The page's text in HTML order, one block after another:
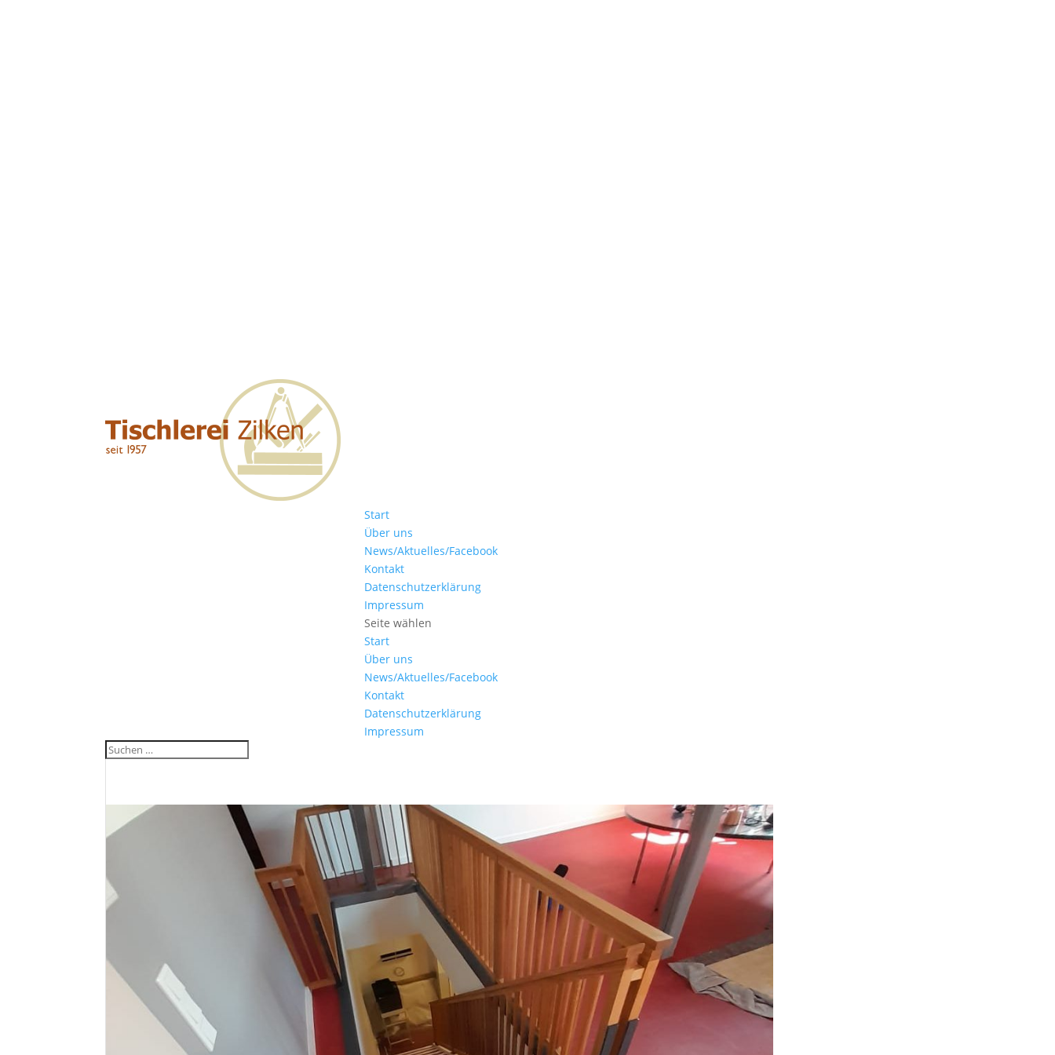
Start
Über uns
News/Aktuelles/Facebook
Kontakt
Datenschutzerklärung
Impressum
Seite wählen
Start
Über uns
News/Aktuelles/Facebook
Kontakt
Datenschutzerklärung
Impressum